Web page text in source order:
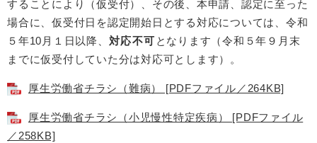
することにより（仮受付）、その後、本申請、認定に至った
場合に、仮受付日を認定開始日とする対応については、令和
５年10月１日以降、 対応不可 となります（令和５年９月末
までに仮受付していた分は対応可とします）。
厚生労働省チラシ（難病） [PDFファイル／264KB]
厚生労働省チラシ（小児慢性特定疾病） [PDFファイル
／258KB]